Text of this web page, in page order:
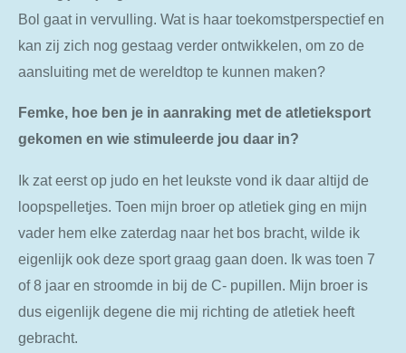
Bol gaat in vervulling. Wat is haar toekomstperspectief en
kan zij zich nog gestaag verder ontwikkelen, om zo de
aansluiting met de wereldtop te kunnen maken?
Femke, hoe ben je in aanraking met de atletieksport
gekomen en wie stimuleerde jou daar in?
Ik zat eerst op judo en het leukste vond ik daar altijd de
loopspelletjes. Toen mijn broer op atletiek ging en mijn
vader hem elke zaterdag naar het bos bracht, wilde ik
eigenlijk ook deze sport graag gaan doen. Ik was toen 7
of 8 jaar en stroomde in bij de C- pupillen. Mijn broer is
dus eigenlijk degene die mij richting de atletiek heeft
gebracht.